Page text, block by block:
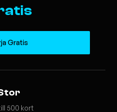
Gratis
500 kort